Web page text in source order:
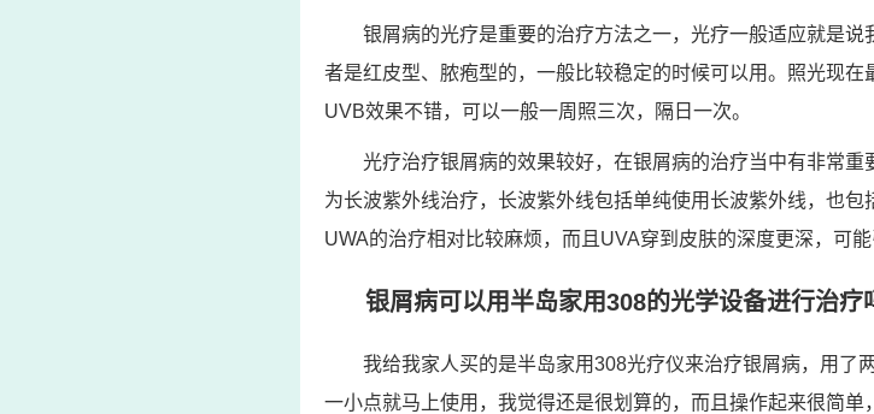
银屑病的光疗是重要的治疗方法之一，光疗一般适应就是
者是红皮型、脓疱型的，一般比较稳定的时候可以用。照光现
UVB效果不错，可以一般一周照三次，隔日一次。
光疗治疗银屑病的效果较好，在银屑病的治疗当中有非常
为长波紫外线治疗，长波紫外线包括单纯使用长波紫外线，也
UWA的治疗相对比较麻烦，而且UVA穿到皮肤的深度更深，可能
银屑病可以用半岛家用308的光学设备进行治疗
我给我家人买的是半岛家用308光疗仪来治疗银屑病，用了
一小点就马上使用，我觉得还是很划算的，而且操作起来很简单